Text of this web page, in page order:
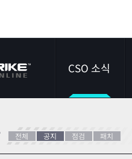
CSO 소식
이벤트
전체 공지 점검 패치